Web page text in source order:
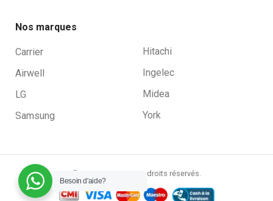
Nos marques
Carrier
Airwell
LG
Samsung
Hitachi
Ingelec
Midea
York
© 2025 RZONE. Tous droits réservés.
Besoin d'aide?